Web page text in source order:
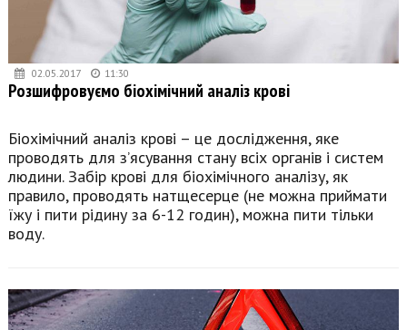
02.05.2017 11:30
Розшифровуємо біохімічний аналіз крові
Біохімічний аналіз крові – це дослідження, яке
проводять для з’ясування стану всіх органів і систем
людини. Забір крові для біохімічного аналізу, як
правило, проводять натщесерце (не можна приймати
їжу і пити рідину за 6-12 годин), можна пити тільки
воду.